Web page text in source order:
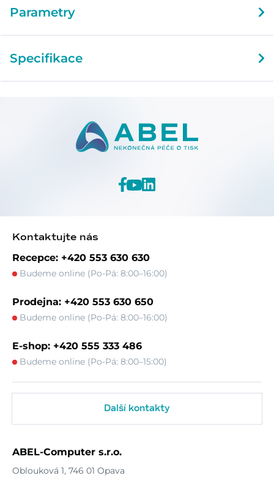
Parametry
Specifikace
Kontaktujte nás
Recepce: +420 553 630 630
Budeme online (Po-Pá: 8:00–16:00)
Prodejna: +420 553 630 650
Budeme online (Po-Pá: 8:00–16:00)
E-shop: +420 555 333 486
Budeme online (Po-Pá: 8:00–15:00)
Další kontakty
ABEL-Computer s.r.o.
Oblouková 1, 746 01 Opava